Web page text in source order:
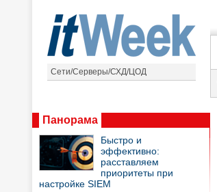
Сети/Серверы/СХД/ЦОД
Панорама
Быстро и
эффективно:
расставляем
приоритеты при
настройке SIEM